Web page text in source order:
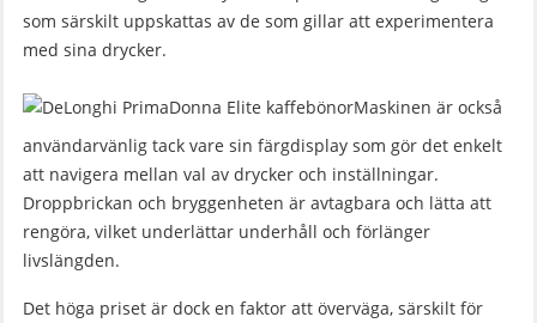
som särskilt uppskattas av de som gillar att experimentera
med sina drycker.
Maskinen är också
användarvänlig tack vare sin färgdisplay som gör det enkelt
att navigera mellan val av drycker och inställningar.
Droppbrickan och bryggenheten är avtagbara och lätta att
rengöra, vilket underlättar underhåll och förlänger
livslängden.
Det höga priset är dock en faktor att överväga, särskilt för